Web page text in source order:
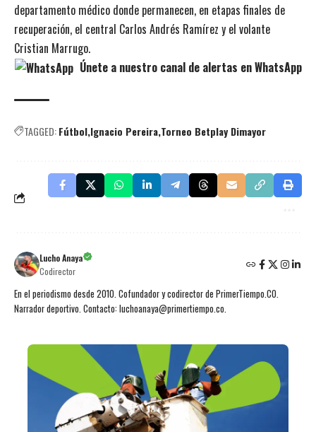
departamento médico donde permanecen, en etapas finales de
recuperación, el central Carlos Andrés Ramírez y el volante
Cristian Marrugo.
Únete a nuestro canal de alertas en WhatsApp
TAGGED:Fútbol Ignacio Pereira Torneo Betplay Dimayor
Lucho Anaya
Codirector
En el periodismo desde 2010. Cofundador y codirector de PrimerTiempo.CO.
Narrador deportivo. Contacto: luchoanaya@primertiempo.co.